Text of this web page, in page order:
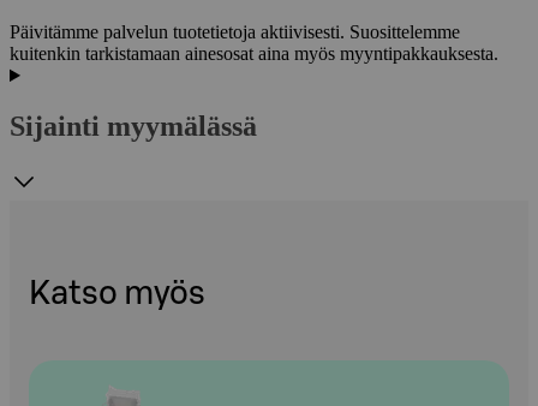
Päivitämme palvelun tuotetietoja aktiivisesti. Suosittelemme
kuitenkin tarkistamaan ainesosat aina myös myyntipakkauksesta.
Sijainti myymälässä
Katso myös